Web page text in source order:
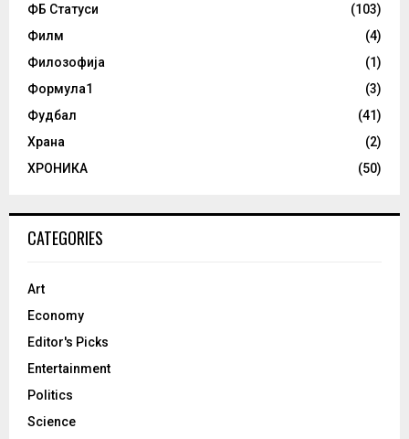
ФБ Статуси
(103)
Филм
(4)
Филозофија
(1)
Формула1
(3)
Фудбал
(41)
Храна
(2)
ХРОНИКА
(50)
CATEGORIES
Art
Economy
Editor's Picks
Entertainment
Politics
Science